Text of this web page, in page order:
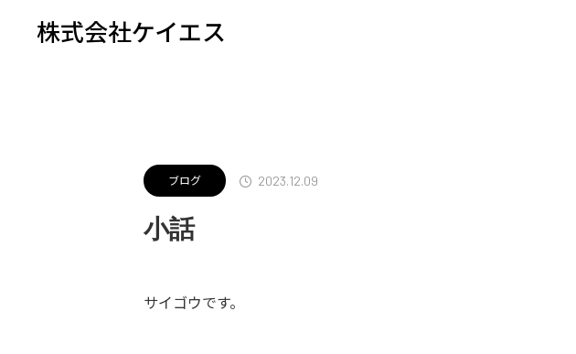
株式会社ケイエス
NEWS/BLOG
ブログ 2023.12.09
小話
サイゴウです。